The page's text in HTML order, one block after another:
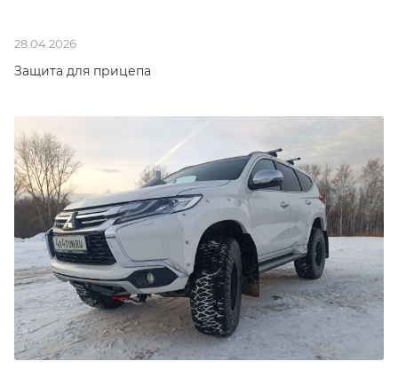
28.04.2026
Защита для прицепа